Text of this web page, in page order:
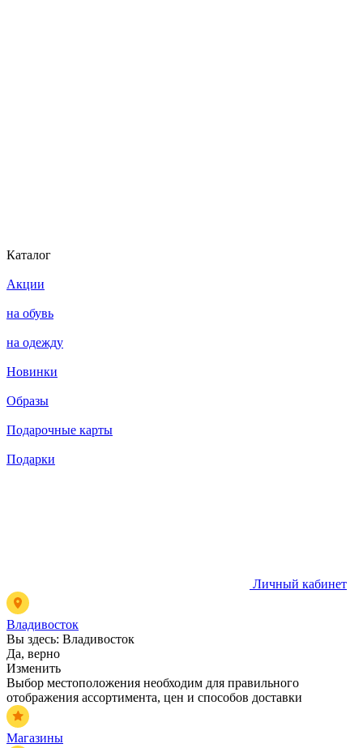
Каталог
Акции
на обувь
на одежду
Новинки
Образы
Подарочные карты
Подарки
Личный кабинет
Владивосток
Вы здесь: Владивосток
Да, верно
Изменить
Выбор местоположения необходим для правильного
отображения ассортимента, цен и способов доставки
Магазины